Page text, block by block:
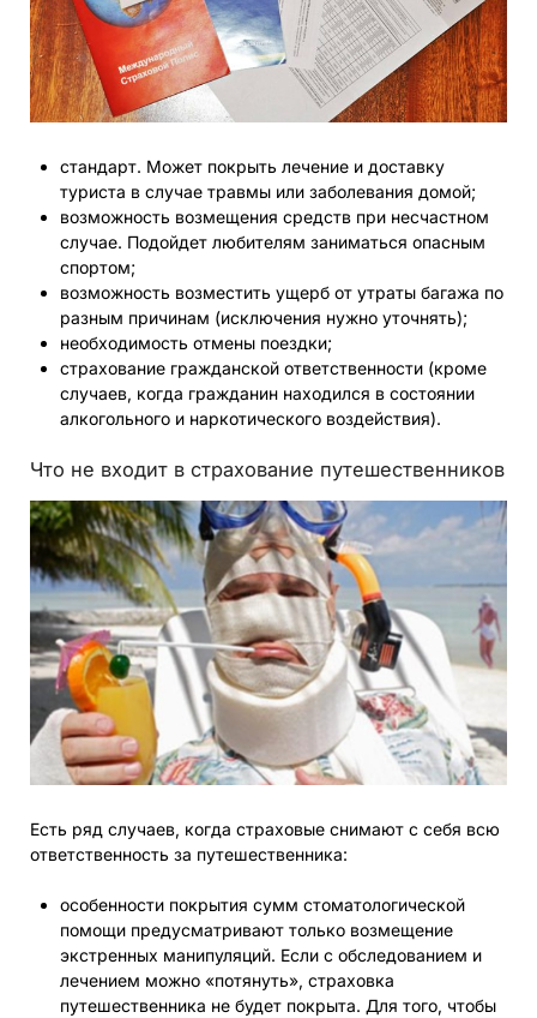
стандарт. Может покрыть лечение и доставку
туриста в случае травмы или заболевания домой;
возможность возмещения средств при несчастном
случае. Подойдет любителям заниматься опасным
спортом;
возможность возместить ущерб от утраты багажа по
разным причинам (исключения нужно уточнять);
необходимость отмены поездки;
страхование гражданской ответственности (кроме
случаев, когда гражданин находился в состоянии
алкогольного и наркотического воздействия).
Что не входит в страхование путешественников
Есть ряд случаев, когда страховые снимают с себя всю
ответственность за путешественника:
особенности покрытия сумм стоматологической
помощи предусматривают только возмещение
экстренных манипуляций. Если с обследованием и
лечением можно «потянуть», страховка
путешественника не будет покрыта. Для того, чтобы